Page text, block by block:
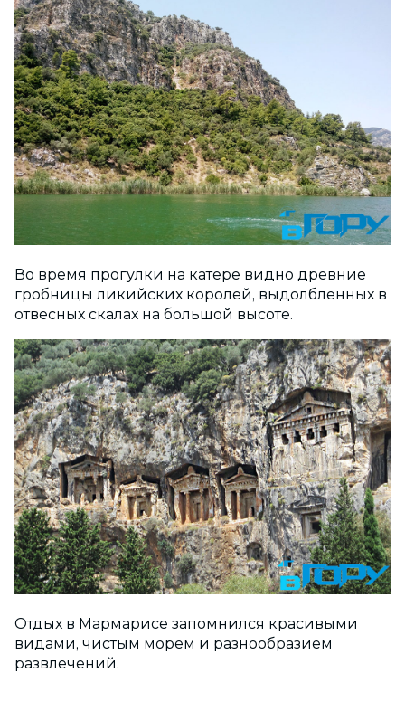
Во время прогулки на катере видно древние
гробницы ликийских королей, выдолбленных в
отвесных скалах на большой высоте.
Отдых в Мармарисе запомнился красивыми
видами, чистым морем и разнообразием
развлечений.